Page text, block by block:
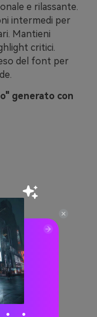
e rilassante.
intermedi per
Mantieni
critici.
del font per
generato con